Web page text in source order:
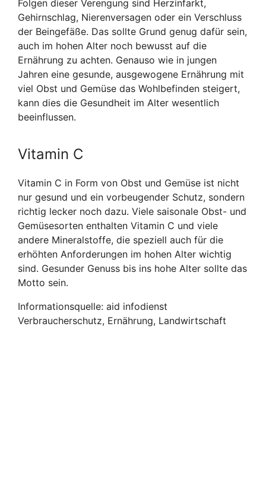
Folgen dieser Verengung sind Herzinfarkt,
Gehirnschlag, Nierenversagen oder ein Verschluss
der Beingefäße. Das sollte Grund genug dafür sein,
auch im hohen Alter noch bewusst auf die
Ernährung zu achten. Genauso wie in jungen
Jahren eine gesunde, ausgewogene Ernährung mit
viel Obst und Gemüse das Wohlbefinden steigert,
kann dies die Gesundheit im Alter wesentlich
beeinflussen.
Vitamin C
Vitamin C in Form von Obst und Gemüse ist nicht
nur gesund und ein vorbeugender Schutz, sondern
richtig lecker noch dazu. Viele saisonale Obst- und
Gemüsesorten enthalten Vitamin C und viele
andere Mineralstoffe, die speziell auch für die
erhöhten Anforderungen im hohen Alter wichtig
sind. Gesunder Genuss bis ins hohe Alter sollte das
Motto sein.
Informationsquelle: aid infodienst
Verbraucherschutz, Ernährung, Landwirtschaft